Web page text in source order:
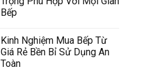
Bếp
Kinh Nghiệm Mua Bếp Từ
Giá Rẻ Bền Bỉ Sử Dụng An
Toàn